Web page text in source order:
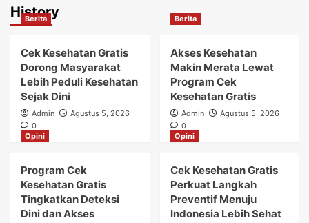
History
Berita
Cek Kesehatan Gratis
Dorong Masyarakat
Lebih Peduli Kesehatan
Sejak Dini
Admin
Agustus 5, 2026
0
Berita
Akses Kesehatan
Makin Merata Lewat
Program Cek
Kesehatan Gratis
Admin
Agustus 5, 2026
0
Opini
Program Cek
Kesehatan Gratis
Tingkatkan Deteksi
Dini dan Akses
Opini
Cek Kesehatan Gratis
Perkuat Langkah
Preventif Menuju
Indonesia Lebih Sehat